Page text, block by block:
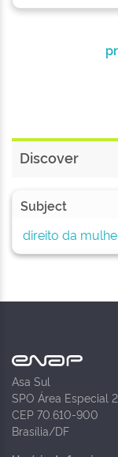
Discover
Subject
direito da
Asa Sul
SPO Área Especial
CEP 70.610-900
Brasília/DF